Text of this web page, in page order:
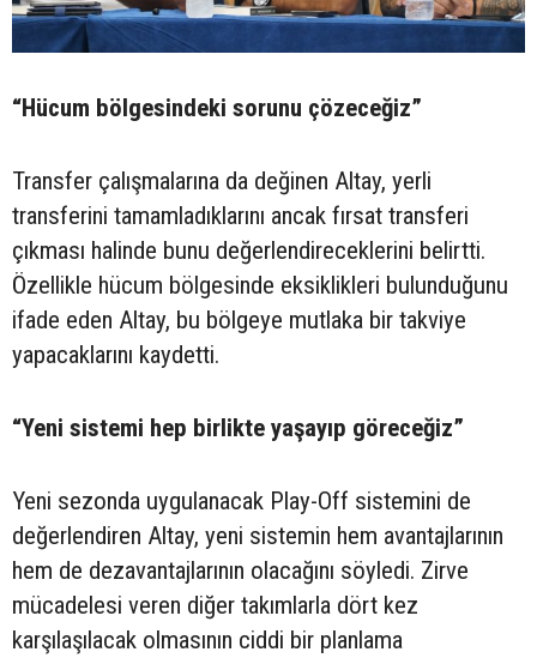
“Hücum bölgesindeki sorunu çözeceğiz”
Transfer çalışmalarına da değinen Altay, yerli
transferini tamamladıklarını ancak fırsat transferi
çıkması halinde bunu değerlendireceklerini belirtti.
Özellikle hücum bölgesinde eksiklikleri bulunduğunu
ifade eden Altay, bu bölgeye mutlaka bir takviye
yapacaklarını kaydetti.
“Yeni sistemi hep birlikte yaşayıp göreceğiz”
Yeni sezonda uygulanacak Play-Off sistemini de
değerlendiren Altay, yeni sistemin hem avantajlarının
hem de dezavantajlarının olacağını söyledi. Zirve
mücadelesi veren diğer takımlarla dört kez
karşılaşılacak olmasının ciddi bir planlama